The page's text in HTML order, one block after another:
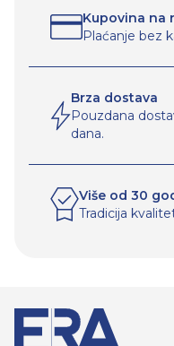
Kupovina na
Plaćanje bez
Brza dostava
Pouzdana
dana.
Više od 30
Tradicija